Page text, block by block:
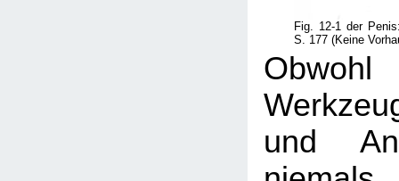
Fig. 12-1 der
S. 177 (Keine
und